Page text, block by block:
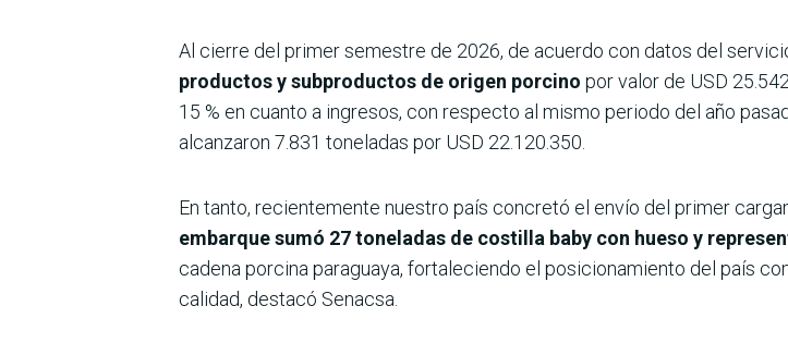
Al cierre del primer semestre de 2026, de acuerdo con datos del
productos y subproductos de origen porcino por valor de USD
15 % en cuanto a ingresos, con respecto al mismo periodo del año
alcanzaron 7.831 toneladas por USD 22.120.350.
En tanto, recientemente nuestro país concretó el envío del primer
embarque sumó 27 toneladas de costilla baby con hueso y
cadena porcina paraguaya, fortaleciendo el posicionamiento del país
calidad, destacó Senacsa.